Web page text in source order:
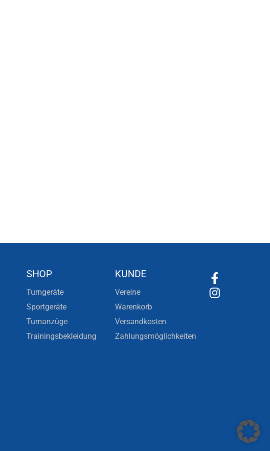
SHOP
Turngeräte
Sportgeräte
Turnanzüge
Trainingsbekleidung
KUNDE
Vereine
Warenkorb
Versandkosten
Zahlungsmöglichkeiten